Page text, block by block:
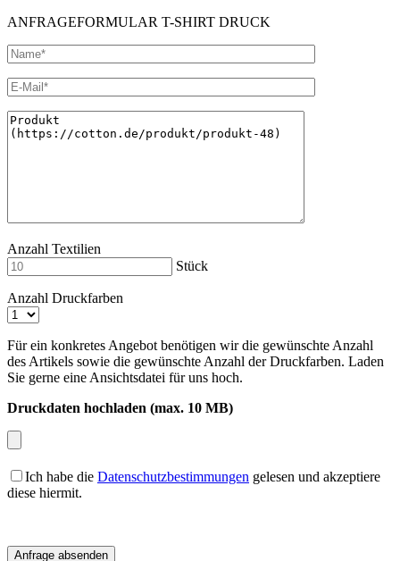
ANFRAGEFORMULAR T-SHIRT DRUCK
Anzahl Textilien
Stück
Anzahl Druckfarben
Für ein konkretes Angebot benötigen wir die gewünschte Anzahl
des Artikels sowie die gewünschte Anzahl der Druckfarben. Laden
Sie gerne eine Ansichtsdatei für uns hoch.
Druckdaten hochladen (max. 10 MB)
Ich habe die Datenschutzbestimmungen gelesen und akzeptiere
diese hiermit.